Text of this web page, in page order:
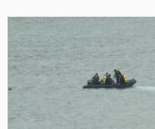
船舶海難救助，但26日在水械專長
士，進行綜合訓練評鑑時，卻突然發